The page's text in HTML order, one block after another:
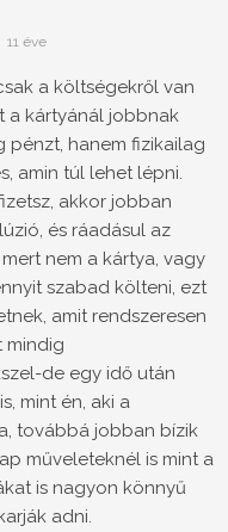
11 éve
a költségekről van
a kártyánál jobbnak
pénzt, hanem fizikailag
amin túl lehet lépni.
akkor jobban
és ráadásul az
nem a kártya, vagy
szabad költeni, ezt
amit rendszeresen
mindig
de egy idő után
mint én, aki a
továbbá jobban bízik
műveleteknél is mint a
is nagyon könnyű
adni.